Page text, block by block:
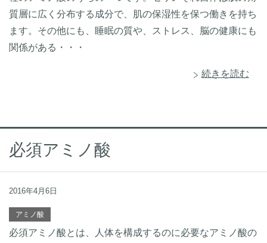
質層に広く分布する成分で、肌の保湿性を保つ働きを持ち
ます。その他にも、睡眠の質や、ストレス、脳の健康にも
関係がある・・・
続きを読む
必須アミノ酸
2016年4月6日
アミノ酸
必須アミノ酸とは、人体を構成するのに必要なアミノ酸の